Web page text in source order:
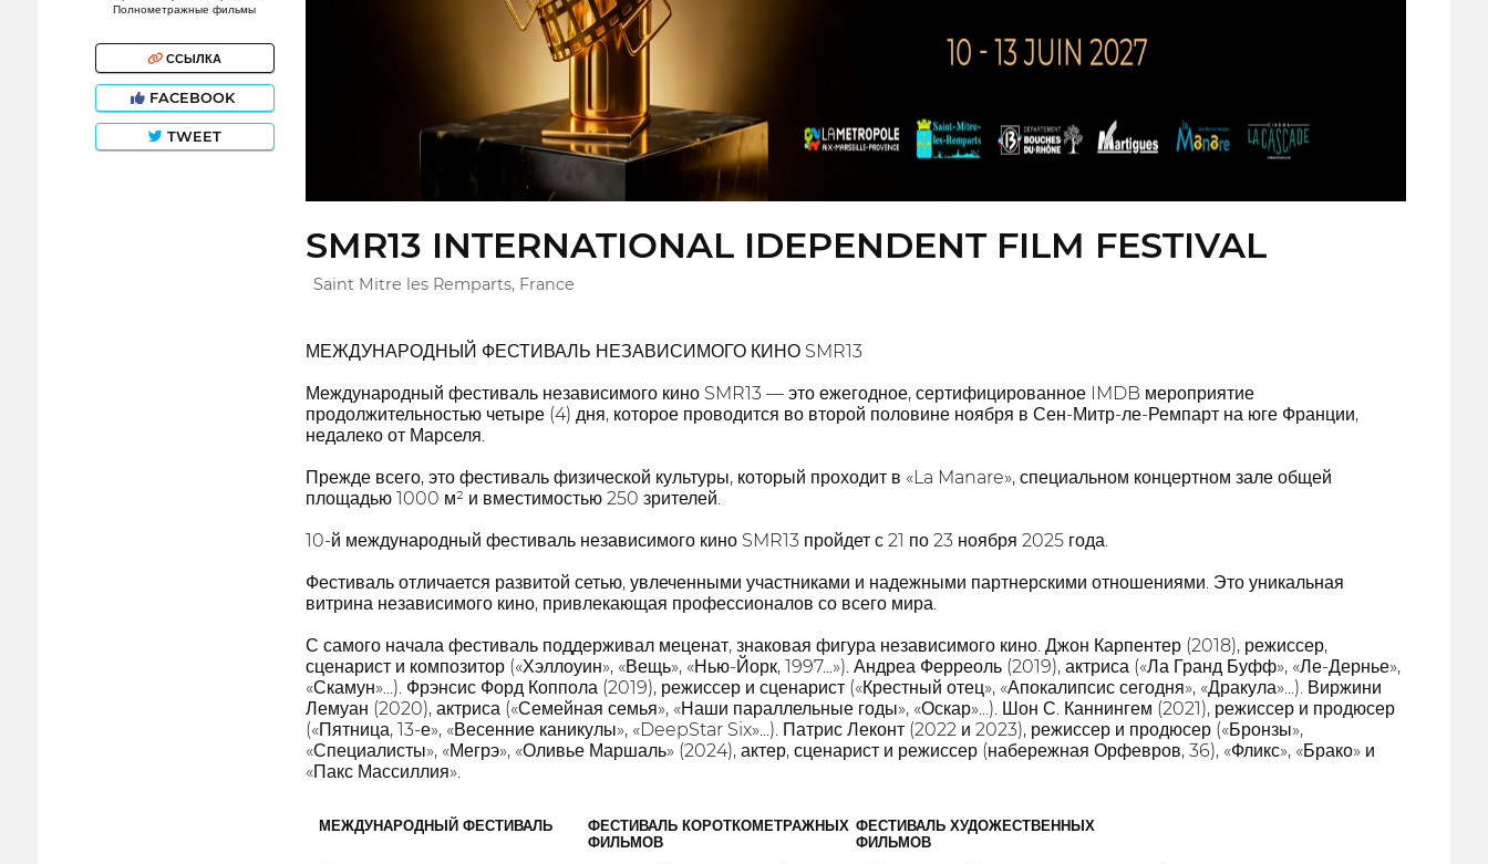
Полнометражные фильмы
ССЫЛКА
FACEBOOK
TWEET
SMR13 INTERNATIONAL IDEPENDENT FILM FESTIVAL
Saint Mitre les Remparts, France
МЕЖДУНАРОДНЫЙ ФЕСТИВАЛЬ НЕЗАВИСИМОГО КИНО SMR13
Международный фестиваль независимого кино SMR13 — это ежегодное, сертифицированное IMDB мероприятие
продолжительностью четыре (4) дня, которое проводится во второй половине ноября в Сен-Митр-ле-Ремпарт на юге Франции,
недалеко от Марселя.
Прежде всего, это фестиваль физической культуры, который проходит в «La Manare», специальном концертном зале общей
площадью 1000 м² и вместимостью 250 зрителей.
10-й международный фестиваль независимого кино SMR13 пройдет с 21 по 23 ноября 2025 года.
Фестиваль отличается развитой сетью, увлеченными участниками и надежными партнерскими отношениями. Это уникальная
витрина независимого кино, привлекающая профессионалов со всего мира.
С самого начала фестиваль поддерживал меценат, знаковая фигура независимого кино. Джон Карпентер (2018), режиссер,
сценарист и композитор («Хэллоуин», «Вещь», «Нью-Йорк, 1997...»). Андреа Ферреоль (2019), актриса («Ла Гранд Буфф», «Ле-Дернье»,
«Скамун»...). Фрэнсис Форд Коппола (2019), режиссер и сценарист («Крестный отец», «Апокалипсис сегодня», «Дракула»...). Виржини
Лемуан (2020), актриса («Семейная семья», «Наши параллельные годы», «Оскар»...). Шон С. Каннингем (2021), режиссер и продюсер
(«Пятница, 13-е», «Весенние каникулы», «DeepStar Six»...). Патрис Леконт (2022 и 2023), режиссер и продюсер («Бронзы»,
«Специалисты», «Мегрэ», «Оливье Маршаль» (2024), актер, сценарист и режиссер (набережная Орфевров, 36), «Фликс», «Брако» и
«Пакс Массиллия».
МЕЖДУНАРОДНЫЙ ФЕСТИВАЛЬ
ФЕСТИВАЛЬ КОРОТКОМЕТРАЖНЫХ
ФИЛЬМОВ
ФЕСТИВАЛЬ ХУДОЖЕСТВЕННЫХ
ФИЛЬМОВ